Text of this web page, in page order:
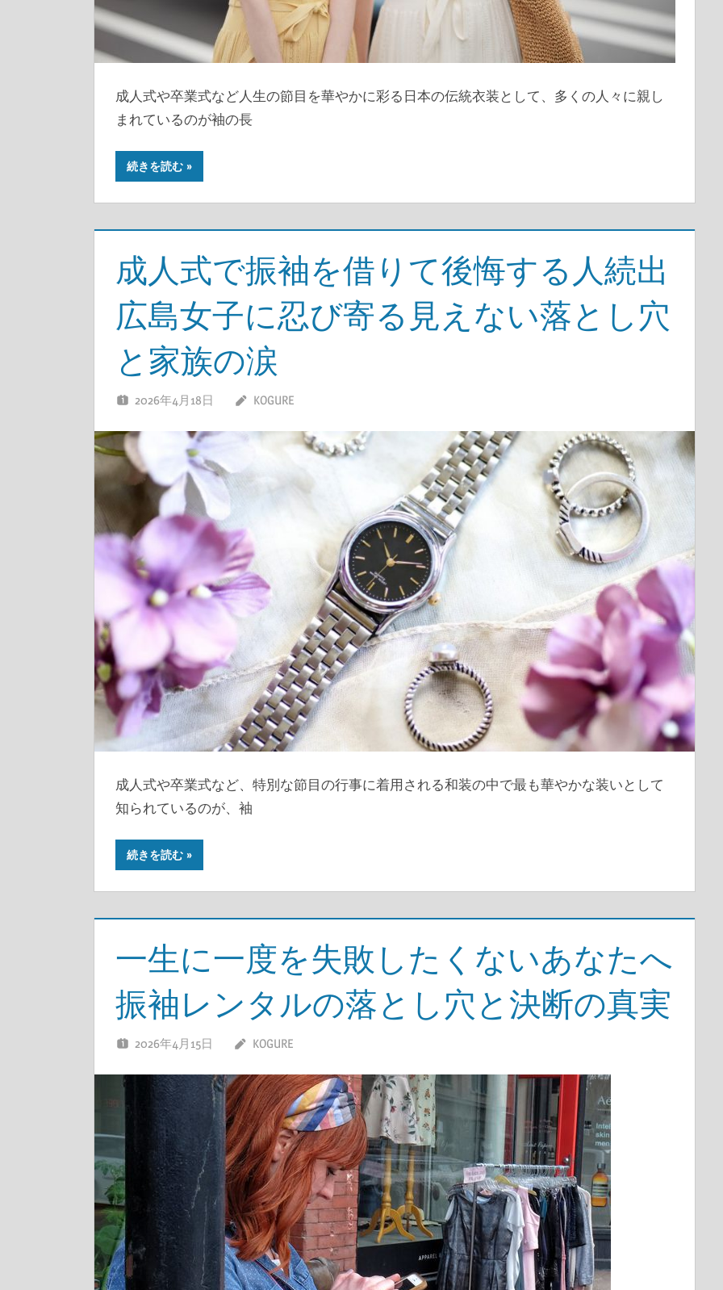
成人式や卒業式など人生の節目を華やかに彩る日本の伝統衣装として、多くの人々に親し
まれているのが袖の長
続きを読む
成人式で振袖を借りて後悔する人続出
広島女子に忍び寄る見えない落とし穴
と家族の涙
2026年4月18日 KOGURE
成人式や卒業式など、特別な節目の行事に着用される和装の中で最も華やかな装いとして
知られているのが、袖
続きを読む
一生に一度を失敗したくないあなたへ
振袖レンタルの落とし穴と決断の真実
2026年4月15日 KOGURE